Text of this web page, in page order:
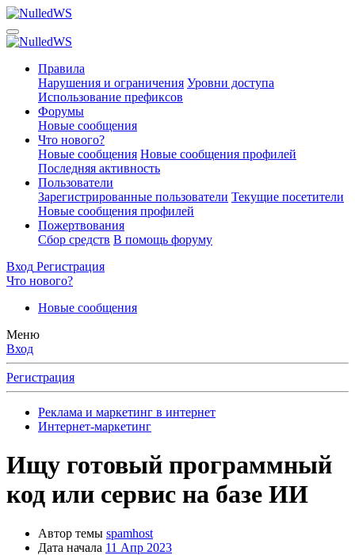
Правила
Нарушения и ограничения Уровни доступа
Использование префиксов
Форумы
Новые сообщения
Что нового?
Новые сообщения Новые сообщения профилей
Последняя активность
Пользователи
Зарегистрированные пользователи Текущие посетители
Новые сообщения профилей
Пожертвования
Сбор средств В помощь форуму
Вход Регистрация
Что нового?
Новые сообщения
Меню
Вход
Регистрация
Реклама и маркетинг в интернет
Интернет-маркетинг
Ищу готовый программный
код или сервис на базе ИИ
Автор темы spamhost
Дата начала 11 Апр 2023